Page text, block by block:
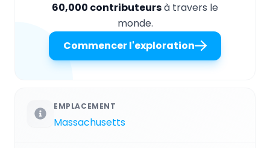
60,000 contributeursà travers le
monde.
Commencer l'exploration
EMPLACEMENT
Massachusetts